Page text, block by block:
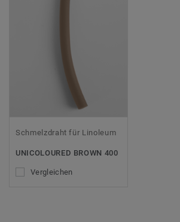
Schmelzdraht für Linoleum
UNICOLOURED BROWN 400
Vergleichen